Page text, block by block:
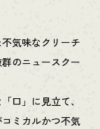
気味なクリーチ
のニュースクー
口」に見立て、
ミカルかつ不気